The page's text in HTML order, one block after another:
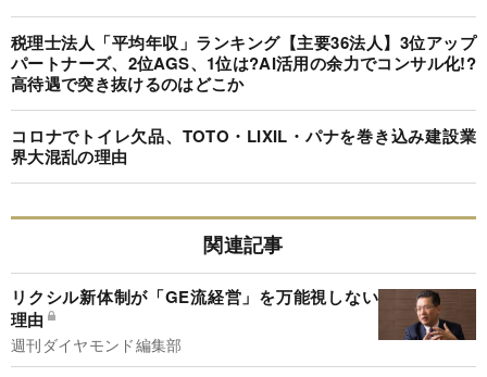
税理士法人「平均年収」ランキング【主要36法人】3位アップ
パートナーズ、2位AGS、1位は?AI活用の余力でコンサル化!?
高待遇で突き抜けるのはどこか
コロナでトイレ欠品、TOTO・LIXIL・パナを巻き込み建設業
界大混乱の理由
関連記事
リクシル新体制が「GE流経営」を万能視しない
理由
週刊ダイヤモンド編集部